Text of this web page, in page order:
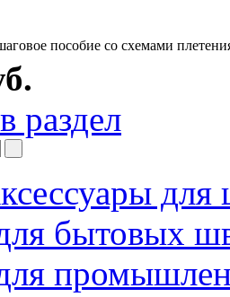
пособие со схемами
раздел
бытовых